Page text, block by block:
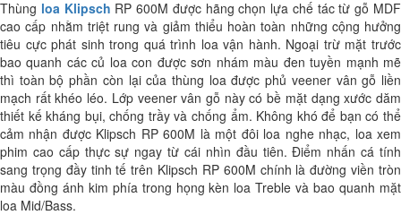
Thùng loa Klipsch RP 600M được hãng chọn lựa chế tác từ gỗ MDF
cao cấp nhằm triệt rung và giảm thiểu hoàn toàn những cộng hưởng
tiêu cực phát sinh trong quá trình loa vận hành. Ngoại trừ mặt trước
bao quanh các củ loa con được sơn nhám màu đen tuyền mạnh mẽ
thì toàn bộ phần còn lại của thùng loa được phủ veener vân gỗ liền
mạch rất khéo léo. Lớp veener vân gỗ này có bề mặt dạng xước dăm
thiết kế kháng bụi, chống trầy và chống ẩm. Không khó để bạn có thể
cảm nhận được Klipsch RP 600M là một đôi loa nghe nhạc, loa xem
phim cao cấp thực sự ngay từ cái nhìn đầu tiên. Điểm nhấn cá tính
sang trọng đầy tinh tế trên Klipsch RP 600M chính là đường viền tròn
màu đồng ánh kim phía trong họng kèn loa Treble và bao quanh mặt
loa Mid/Bass.